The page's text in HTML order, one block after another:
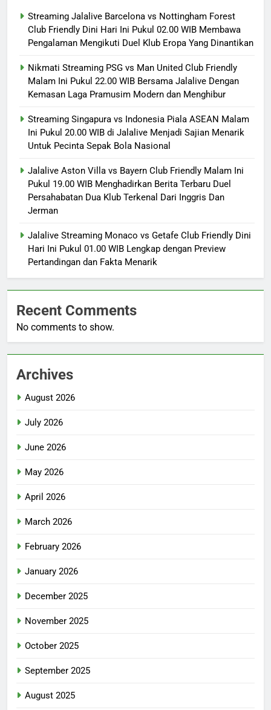
Streaming Jalalive Barcelona vs Nottingham Forest
Club Friendly Dini Hari Ini Pukul 02.00 WIB Membawa
Pengalaman Mengikuti Duel Klub Eropa Yang Dinantikan
Nikmati Streaming PSG vs Man United Club Friendly
Malam Ini Pukul 22.00 WIB Bersama Jalalive Dengan
Kemasan Laga Pramusim Modern dan Menghibur
Streaming Singapura vs Indonesia Piala ASEAN Malam
Ini Pukul 20.00 WIB di Jalalive Menjadi Sajian Menarik
Untuk Pecinta Sepak Bola Nasional
Jalalive Aston Villa vs Bayern Club Friendly Malam Ini
Pukul 19.00 WIB Menghadirkan Berita Terbaru Duel
Persahabatan Dua Klub Terkenal Dari Inggris Dan
Jerman
Jalalive Streaming Monaco vs Getafe Club Friendly Dini
Hari Ini Pukul 01.00 WIB Lengkap dengan Preview
Pertandingan dan Fakta Menarik
Recent Comments
No comments to show.
Archives
August 2026
July 2026
June 2026
May 2026
April 2026
March 2026
February 2026
January 2026
December 2025
November 2025
October 2025
September 2025
August 2025